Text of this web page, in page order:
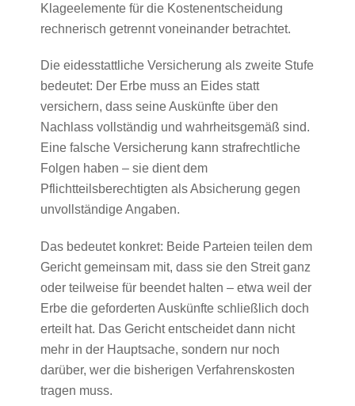
Klageelemente für die Kostenentscheidung
rechnerisch getrennt voneinander betrachtet.
Die eidesstattliche Versicherung als zweite Stufe
bedeutet: Der Erbe muss an Eides statt
versichern, dass seine Auskünfte über den
Nachlass vollständig und wahrheitsgemäß sind.
Eine falsche Versicherung kann strafrechtliche
Folgen haben – sie dient dem
Pflichtteilsberechtigten als Absicherung gegen
unvollständige Angaben.
Das bedeutet konkret: Beide Parteien teilen dem
Gericht gemeinsam mit, dass sie den Streit ganz
oder teilweise für beendet halten – etwa weil der
Erbe die geforderten Auskünfte schließlich doch
erteilt hat. Das Gericht entscheidet dann nicht
mehr in der Hauptsache, sondern nur noch
darüber, wer die bisherigen Verfahrenskosten
tragen muss.